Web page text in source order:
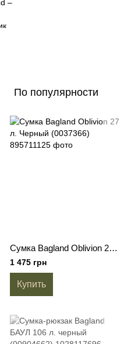
По популярности
Сумка Bagland Oblivion 27 л. Черный (0037366)
1 475 грн
Купить